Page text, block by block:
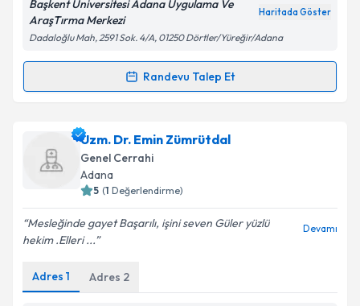
Kişisel verilerimin işlenmesine ilişkinAydınlatma
'ni okudum ve kişisel verilerimin belirtilen
kapsamda işlenmesini kabul ediyorum.
Takvim Talebini Gönder
Başkent Üniversitesi Adana Uygulama Ve
AraşTırma Merkezi
Haritada Göster
Dadaloğlu Mah, 2591 Sok. 4/A, 01250 Dörtler/Yüreğir/Adana
Randevu Talep Et
Randevu Takvimi Talebi
Dr. Nezih Akkapuluiçin randevu takvimi talebi
oluşturun. Size bu uzmandan randevu almanız için bir
takvim hazırlandığında e-posta ile bilgilendireceğiz.
Kişisel verilerimin işlenmesine ilişkin
Metni'ni okudum ve kişisel verilerimin belirtilen
Uzm. Dr. Emin Zümrütdal
Genel Cerrahi
Adana
5 (1 Değerlendirme)
Mesleğinde gayet Başarılı, işini seven Güler yüzlü
hekim .Elleri ...
Devamı
Adres 1 Adres 2